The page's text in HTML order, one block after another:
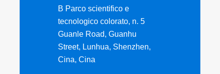
B Parco scientifico e
tecnologico colorato, n. 5
Guanle Road, Guanhu
Street, Lunhua, Shenzhen,
Cina, Cina